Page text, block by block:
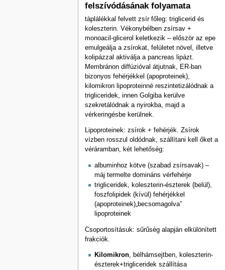
felszívódásának folyamata
táplálékkal felvett zsír főleg: triglicerid és
koleszterin. Vékonybélben zsírsav +
monoacil-glicerol keletkezik – először az epe
emulgeálja a zsírokat, felületet növel, illetve
kolipázzal aktiválja a pancreas lipázt.
Membránon diffúzióval átjutnak, ER-ban
bizonyos fehérjékkel (apoproteinek),
kilomikron lipoproteinné reszintetizálódnak a
trigliceridek, innen Golgiba kerülve
szekretálódnak a nyirokba, majd a
vérkeringésbe kerülnek.
Lipoproteinek: zsírok + fehérjék. Zsírok
vízben rosszul oldódnak, szállítani kell őket a
véráramban, két lehetőség:
albuminhoz kötve (szabad zsírsavak) –
máj termelte domináns vérfehérje
trigliceridek, koleszterin-észterek (belül),
foszfolipidek (kívül) fehérjékkel
(apoproteinek)„becsomagolva”
lipoproteinek
Csoportosításuk: sűrűség alapján elkülönített
frakciók.
Kilomikron, bélhámsejtben, koleszterin-
észterek+trigliceridek szállítása